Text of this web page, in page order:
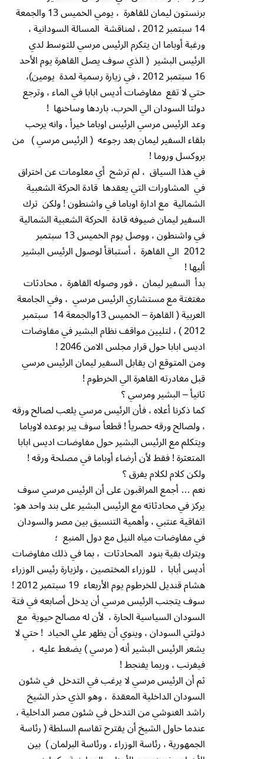
برنستون ليمان للقاهرة ، يومي الخميس 13 والجمعة
14 سبتمبر 2012 ، لمناقشة المسالة السودانية ،
ورغبة أوباما ان يتكرم الرئيس مرسي للتوسط لدي
الرئيس البشير ( الذي سوف يصل القاهرة يوم الأحد
16 سبتمبر 2012 ، في زيارة رسمية لمدة يومين)،
حتي لا تقع مفاوضات أديس ابابا في الماء ، وترجع
دولتا السودان الي الحرب، باردها وساخنها !
وعد الرئيس مرسي الرئيس اوباما خيرأ ، وانه يرحب
بلقاء السفير ليمان بعد رجوعه ( الرئيس مرسي ) من
بروكسل وروما !
في هذا السياق ، لم ترشح أي معلومات عن اختراق
في المشاورات التي يعقدها قادة الحركة الشعبية
الشمالية مع ادارة اوباما في واشنطون ! ولكن ترك
السفير ليمان ضيوفه قادة الحركة الشعبية الشمالية
في واشنطون ، ووصل يوم الخميس 13 سبتمبر
2012 الي القاهرة ، أستباقأ لوصول الرئيس البشير
أليها !
بدأ السفير ليمان ، فور وصوله القاهرة ، محادثات
مغتغتة مع مستشاري الرئيس مرسي ، وفي الجامعة
العربية ( القاهرة – الخميس 13والجمعة 14 سبتمبر
2012 ) ، لتليين مواقف نظام البشير في مفاوضات
اديس ابابا حول قرار مجلس الامن 2046 !
ومن المتوقع ان يقابل السفير ليمان الرئيس مرسي
قبل مغادرته القاهرة الي الخرطوم !
ثانيأ – البشير ومرسي ؟
كما ذكرنا أعلاه ، فأن الرئيس مرسي يلعب لصالح ورقه
، ولصالح ورقه حصريأ ! قطعأ سوف يبر بوعده لاوباما
ويتكلم مع الرئيس البشير حول مفاوضات اديس ابابا
المتعثرة ! فقط لأن أرضاء أوباما في مصلحة ورقه !
ولكن كلام لكلام يفرق ؟
نعم … أجمع المراقبون على أن الرئيس مرسي سوف
يركز في محادثاته مع الرئيس البشير على بند واحد هو:
اتفاقية عنتبي ، وأهمية التنسيق بين مصر والسودان
في مفاوضات مياه النيل مع دول المنبع ؛
ويترك بقية بنود المحادثات ، بما في ذلك مفاوضات
أديس أبابا ، للوزراء المختصين ، ولزيارة رئيس الوزراء
هشام قنديل للخرطوم يوم الأربعاء 19 سبتمبر 2012 !
سوف يتجنب الرئيس مرسي أن يدخل أصابعه في فتة
السودان السياسية الحارة ، لأن له مصالح حيوية مع
دولتي السودان ، وينوي أن يظهر علي الحياد ! حتي لا
يشعر الرئيس البشير أنه ( مرسي ) يضغط عليه ،
فيفرنب ، وربما يفنجط !
ثم أن الرئيس مرسي لا يرغب في التدخل في شئون
السودان الداخلية المعقدة ، وهو الذي حذر الشيخ
راشد الغنوشي من التدخل في شئون مصر الداخلية ،
عندما حاول الشيخ أن يقترح تقاسم السلطة ( رئاسة
الجمهورية ، رئاسة الوزراء ، ورئاسة البرلمان ) بين